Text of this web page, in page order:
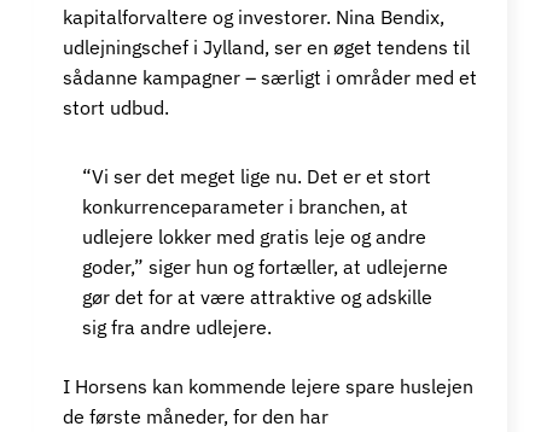
kapitalforvaltere og investorer. Nina Bendix,
udlejningschef i Jylland, ser en øget tendens til
sådanne kampagner – særligt i områder med et
stort udbud.
“Vi ser det meget lige nu. Det er et stort
konkurrenceparameter i branchen, at
udlejere lokker med gratis leje og andre
goder,” siger hun og fortæller, at udlejerne
gør det for at være attraktive og adskille
sig fra andre udlejere.
I Horsens kan kommende lejere spare huslejen
de første måneder, for den har